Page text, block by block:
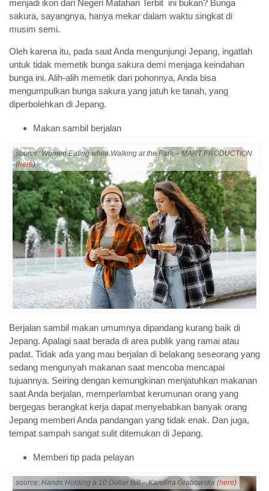
menjadi ikon dari Negeri Matahari Terbit ini bukan? Bunga
sakura, sayangnya, hanya mekar dalam waktu singkat di
musim semi.
Oleh karena itu, pada saat Anda mengunjungi Jepang, ingatlah
untuk tidak memetik bunga sakura demi menjaga keindahan
bunga ini. Alih-alih memetik dari pohonnya, Anda bisa
mengumpulkan bunga sakura yang jatuh ke tanah, yang
diperbolehkan di Jepang.
Makan sambil berjalan
source: Women Eating while Walking at the Park – MART PRODUCTION
(here)
Berjalan sambil makan umumnya dipandang kurang baik di
Jepang. Apalagi saat berada di area publik yang ramai atau
padat. Tidak ada yang mau berjalan di belakang seseorang yang
sedang mengunyah makanan saat mencoba mencapai
tujuannya. Seiring dengan kemungkinan menjatuhkan makanan
saat Anda berjalan, memperlambat kerumunan orang yang
bergegas berangkat kerja dapat menyebabkan banyak orang
Jepang memberi Anda pandangan yang tidak enak. Dan juga,
tempat sampah sangat sulit ditemukan di Jepang.
Memberi tip pada pelayan
source: Hands Holding a 10 Dollar Bill – Karolina Grabowska (here)